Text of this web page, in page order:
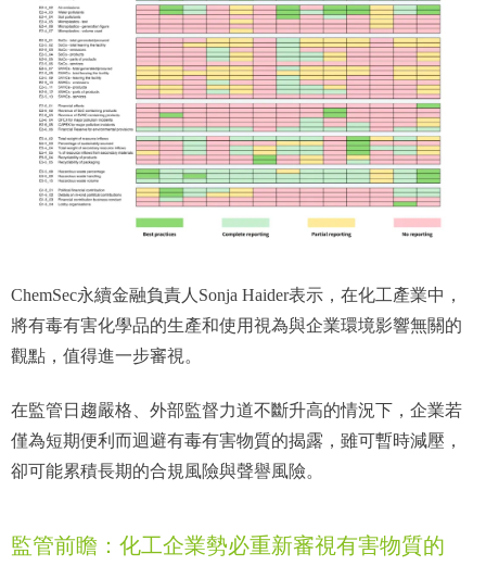
ChemSec永續金融負責人Sonja Haider表示，在化工產業中，
將有毒有害化學品的生產和使用視為與企業環境影響無關的
觀點，值得進一步審視。
在監管日趨嚴格、外部監督力道不斷升高的情況下，企業若
僅為短期便利而迴避有毒有害物質的揭露，雖可暫時減壓，
卻可能累積長期的合規風險與聲譽風險。
監管前瞻：化工企業勢必重新審視有害物質的